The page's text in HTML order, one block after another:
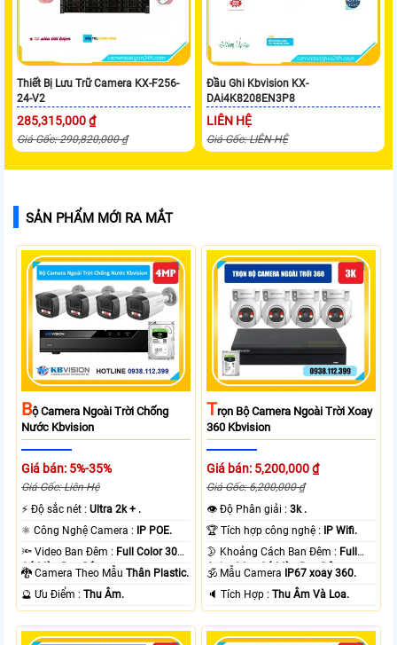
Thiết Bị Lưu Trữ Camera KX-F256-
24-V2
285,315,000 ₫
Giá Gốc: 290,820,000 ₫
Đầu Ghi Kbvision KX-
DAi4K8208EN3P8
LIÊN HỆ
Giá Gốc: LIÊN HỆ
SẢN PHẨM MỚI RA MẮT
BỘ Camera Ngoài Trời Chống
Nước Kbvision
Giá bán: 5%-35%
Giá Gốc: Liên Hệ
️⚡ Độ sắc nét :Ultra 2k + .
⚛️ Công Nghệ Camera :
IP POE.
🔦 Video Ban Đêm : Full Color 30m
Có Màu Ban Ðêm.
🐉️ Camera Theo MẫuThân Plastic.
️🔮 Ưu Điểm :Thu Âm.
TRọn Bộ Camera Ngoài Trời Xoay
360 Kbvision
Giá bán: 5,200,000 ₫
Giá Gốc: 6,200,000 ₫
👁 Độ Phân giải :3k .
🏆 Tích hợp công nghệ :
IP Wifi.
🌛 Khoảng Cách Ban Đêm : Full
Color 30m Có Màu Ban Ðêm.
🕉️ Mẫu Camera
IP67 xoay 360.
️🔈 Tích Hợp :Thu Âm Và Loa.